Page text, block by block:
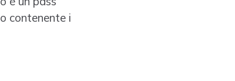
contenente i